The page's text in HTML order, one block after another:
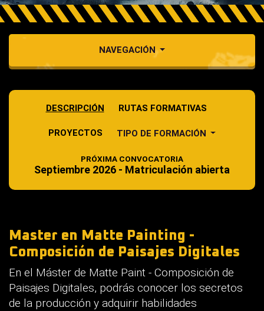
NAVEGACIÓN
DESCRIPCIÓN RUTAS FORMATIVAS
PROYECTOS TIPO DE FORMACIÓN
PRÓXIMA CONVOCATORIA
Septiembre 2026 - Matriculación abierta
Master en Matte Painting -
Composición de Paisajes Digitales
En el Máster de Matte Paint - Composición de
Paisajes Digitales, podrás conocer los secretos
de la producción y adquirir habilidades